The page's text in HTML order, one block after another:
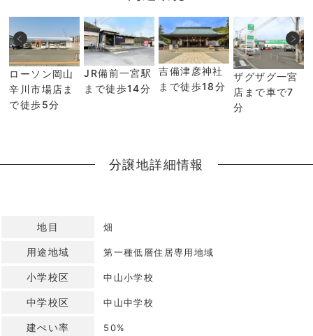
ローソン岡山
辛川市場店ま
で徒歩5分
JR備前一宮駅
まで徒歩14分
吉備津彦神社
まで徒歩18分
ザグザグ一宮
店まで車で7
分
分譲地詳細情報
地目 畑
用途地域 第一種低層住居専用地域
小学校区 中山小学校
中学校区 中山中学校
建ぺい率 50%